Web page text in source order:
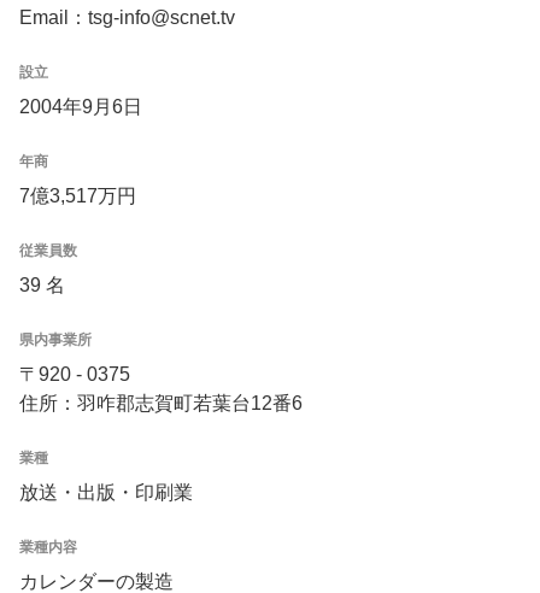
Email：tsg-info@scnet.tv
設立
2004年9月6日
年商
7億3,517万円
従業員数
39 名
県内事業所
〒920 - 0375
住所：羽咋郡志賀町若葉台12番6
業種
放送・出版・印刷業
業種内容
カレンダーの製造